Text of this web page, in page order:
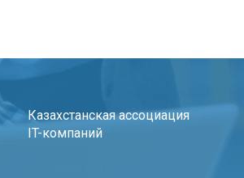
Казахстанская ассоциация
IT-компаний